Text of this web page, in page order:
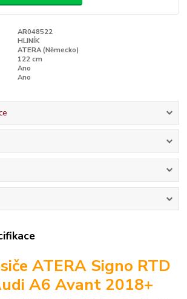
AR048522
HLINÍK
ATERA (Německo)
122 cm
Ano
Ano
ATERA Signo RTD
A6 Avant 2018+